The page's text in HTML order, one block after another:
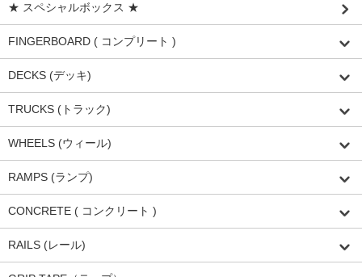
★ スペシャルボックス ★
FINGERBOARD ( コンプリート )
DECKS (デッキ)
TRUCKS (トラック)
WHEELS (ウィール)
RAMPS (ランプ)
CONCRETE ( コンクリート )
RAILS (レール)